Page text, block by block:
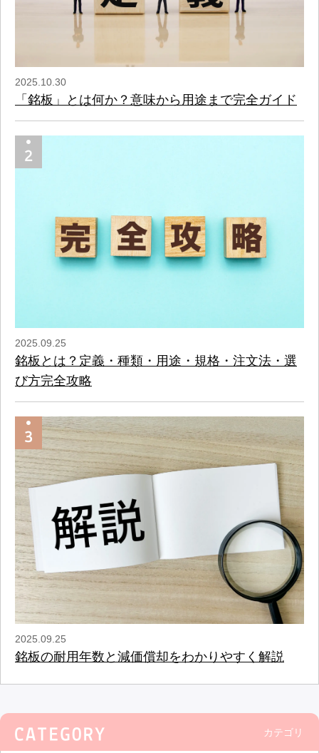
2025.10.30
「銘板」とは何か？意味から用途まで完全ガイド
2025.09.25
銘板とは？定義・種類・用途・規格・注文法・選
び方完全攻略
2025.09.25
銘板の耐用年数と減価償却をわかりやすく解説
カテゴリ